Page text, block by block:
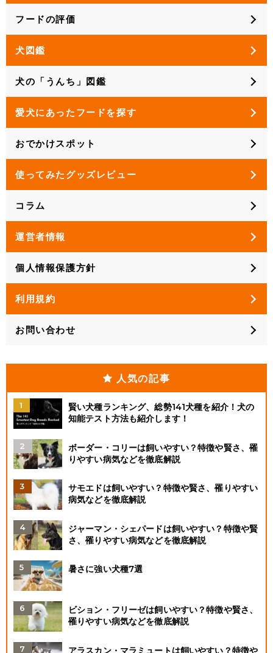
フードの評価
犬図鑑
犬の「うんち」図鑑
愛犬にあったフードを探す
おでかけスポット
使ってみたグッズレビュー
コラム
運営者情報
個人情報保護方針
利用規約
お問い合わせ
人気の記事
賢い犬種ランキング、総勢141犬種を紹介！犬の
知能テスト方法も紹介します！
ボーダー・コリーは飼いやすい？特徴や賢さ、罹
りやすい病気などを徹底解説
サモエドは飼いやすい？特徴や賢さ、罹りやすい
病気などを徹底解説
ジャーマン・シェパードは飼いやすい？特徴や賢
さ、罹りやすい病気などを徹底解説
暑さに強い犬種7選
ビション・フリーゼは飼いやすい？特徴や賢さ、
罹りやすい病気などを徹底解説
アラスカン・マラミュートは飼いやすい？特徴や